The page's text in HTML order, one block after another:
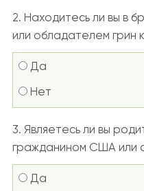
2. Находитесь ли вы в
или обладателем грин
Да
Нет
3. Являетесь ли вы
гражданином США или
Да